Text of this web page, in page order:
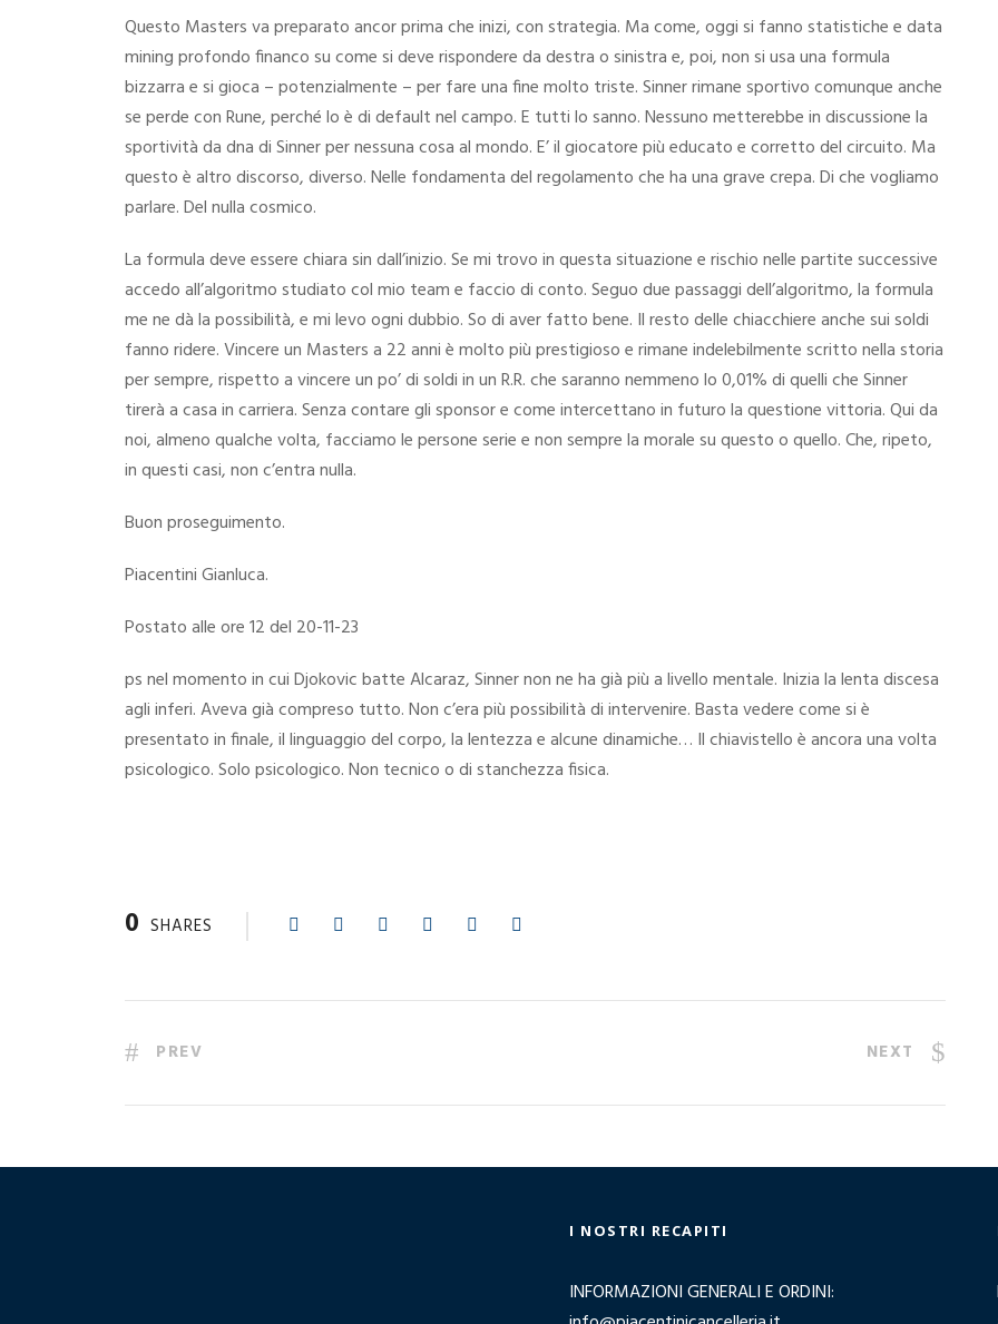
Questo Masters va preparato ancor prima che inizi, con strategia. Ma come, oggi si fanno statistiche e data
mining profondo financo su come si deve rispondere da destra o sinistra e, poi, non si usa una formula
bizzarra e si gioca – potenzialmente – per fare una fine molto triste. Sinner rimane sportivo comunque anche
se perde con Rune, perché lo è di default nel campo. E tutti lo sanno. Nessuno metterebbe in discussione la
sportività da dna di Sinner per nessuna cosa al mondo. E’ il giocatore più educato e corretto del circuito. Ma
questo è altro discorso, diverso. Nelle fondamenta del regolamento che ha una grave crepa. Di che vogliamo
parlare. Del nulla cosmico.
La formula deve essere chiara sin dall’inizio. Se mi trovo in questa situazione e rischio nelle partite successive
accedo all’algoritmo studiato col mio team e faccio di conto. Seguo due passaggi dell’algoritmo, la formula
me ne dà la possibilità, e mi levo ogni dubbio. So di aver fatto bene. Il resto delle chiacchiere anche sui soldi
fanno ridere. Vincere un Masters a 22 anni è molto più prestigioso e rimane indelebilmente scritto nella storia
per sempre, rispetto a vincere un po’ di soldi in un R.R. che saranno nemmeno lo 0,01% di quelli che Sinner
tirerà a casa in carriera. Senza contare gli sponsor e come intercettano in futuro la questione vittoria. Qui da
noi, almeno qualche volta, facciamo le persone serie e non sempre la morale su questo o quello. Che, ripeto,
in questi casi, non c’entra nulla.
Buon proseguimento.
Piacentini Gianluca.
Postato alle ore 12 del 20-11-23
ps nel momento in cui Djokovic batte Alcaraz, Sinner non ne ha già più a livello mentale. Inizia la lenta discesa
agli inferi. Aveva già compreso tutto. Non c’era più possibilità di intervenire. Basta vedere come si è
presentato in finale, il linguaggio del corpo, la lentezza e alcune dinamiche… Il chiavistello è ancora una volta
psicologico. Solo psicologico. Non tecnico o di stanchezza fisica.
0 SHARES
PREV NEXT
I NOSTRI RECAPITI
INFORMAZIONI GENERALI E ORDINI: